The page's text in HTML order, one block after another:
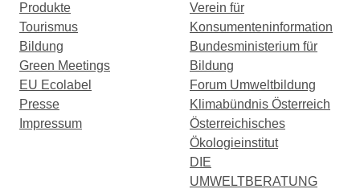
Produkte
Tourismus
Bildung
Green Meetings
EU Ecolabel
Presse
Impressum
Verein für
Konsumenteninformation
Bundesministerium für
Bildung
Forum Umweltbildung
Klimabündnis Österreich
Österreichisches
Ökologieinstitut
DIE
UMWELTBERATUNG